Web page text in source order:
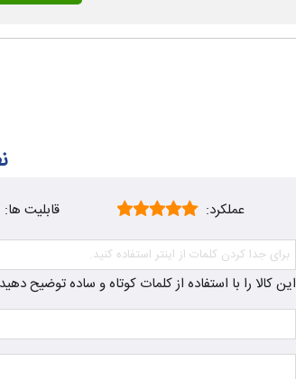
عملکرد: قابلیت ها:
این کالا را با استفاده از کلمات کوتاه و ساده توضیح